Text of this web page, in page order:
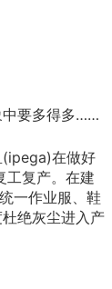
中要多得多……
(ipega)在做好
工复产。在建
一作业服、鞋
绝灰尘进入产